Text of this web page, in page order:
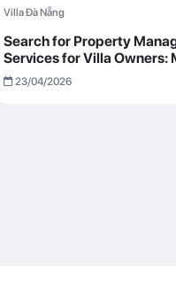
Villa Đà Nẵng
Search for Property
Services for Villa Owners:
Returns with Abogo in Da
23/04/2026